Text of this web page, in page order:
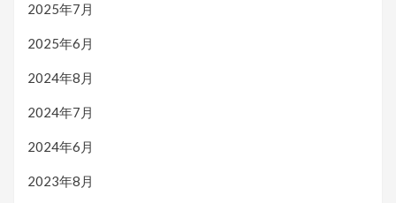
2025年7月
2025年6月
2024年8月
2024年7月
2024年6月
2023年8月